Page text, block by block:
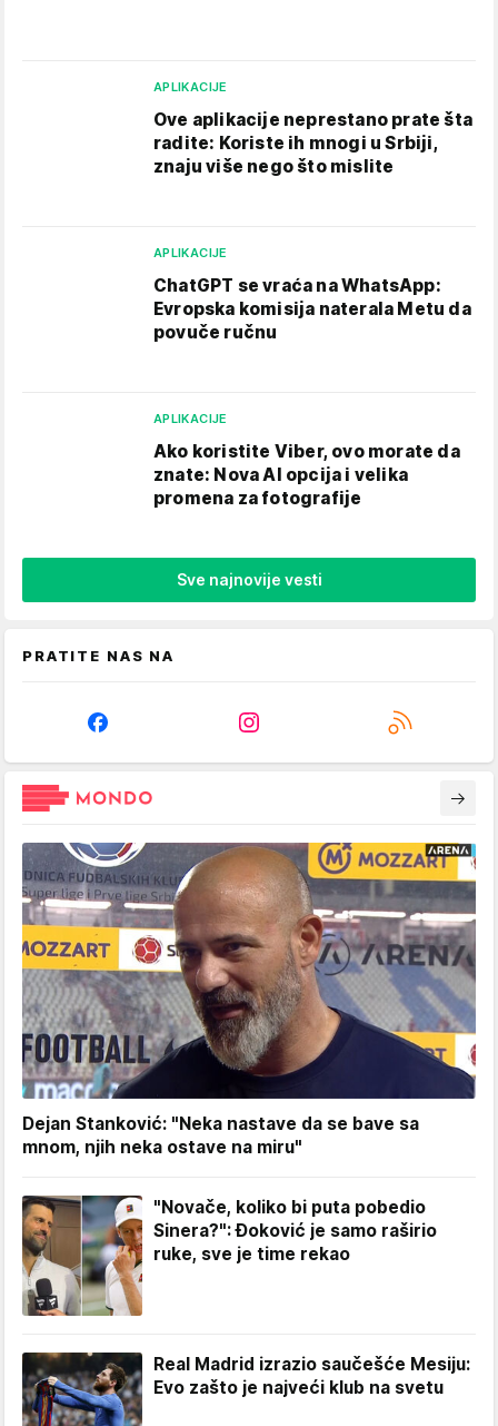
APLIKACIJE
Ove aplikacije neprestano prate šta
radite: Koriste ih mnogi u Srbiji,
znaju više nego što mislite
APLIKACIJE
ChatGPT se vraća na WhatsApp:
Evropska komisija naterala Metu da
povuče ručnu
APLIKACIJE
Ako koristite Viber, ovo morate da
znate: Nova AI opcija i velika
promena za fotografije
Sve najnovije vesti
PRATITE NAS NA
Dejan Stanković: "Neka nastave da se bave sa
mnom, njih neka ostave na miru"
"Novače, koliko bi puta pobedio
Sinera?": Đoković je samo raširio
ruke, sve je time rekao
Real Madrid izrazio saučešće Mesiju:
Evo zašto je najveći klub na svetu